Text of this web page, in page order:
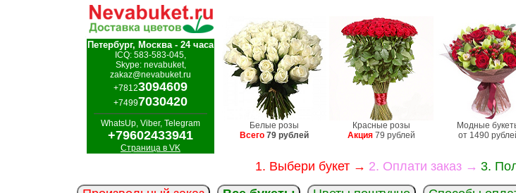
Петербург, Москва - 24 часа
ICQ: 583-583-045,
Skype: nevabuket,
zakaz@nevabuket.ru
+78123094609
+74997030420
WhatsUp, Viber, Telegram
+79602433941
Страница в VK
Белые розы
Всего 79 рублей
Красные розы
Акция 79 рублей
Модные
от 1490
1. Выбери букет → 2. Оплати заказ → 3.